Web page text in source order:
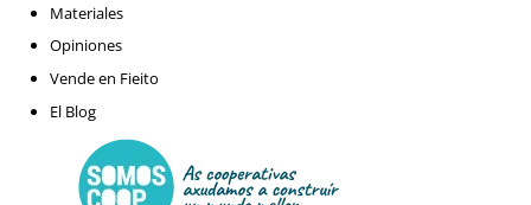
Materiales
Opiniones
Vende en Fieito
El Blog